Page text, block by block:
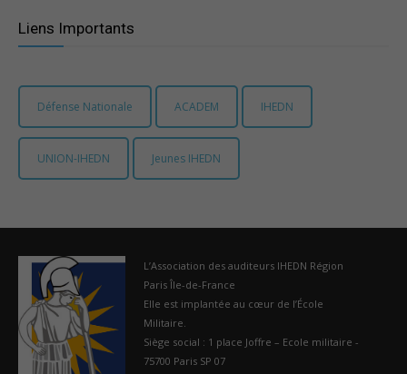
France
Liens Importants
Défense Nationale ACADEM IHEDN
UNION-IHEDN Jeunes IHEDN
L’Association des auditeurs IHEDN Région
Paris Île-de-France
Elle est implantée au cœur de l’École
Militaire.
Siège social : 1 place Joffre – Ecole militaire -
75700 Paris SP 07